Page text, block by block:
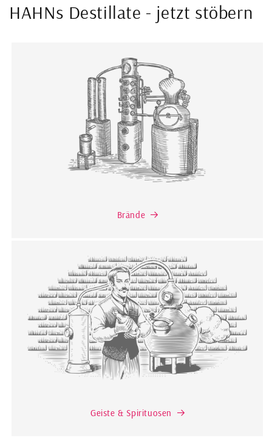
HAHNs Destillate - jetzt stöbern
Brände
Geiste & Spirituosen